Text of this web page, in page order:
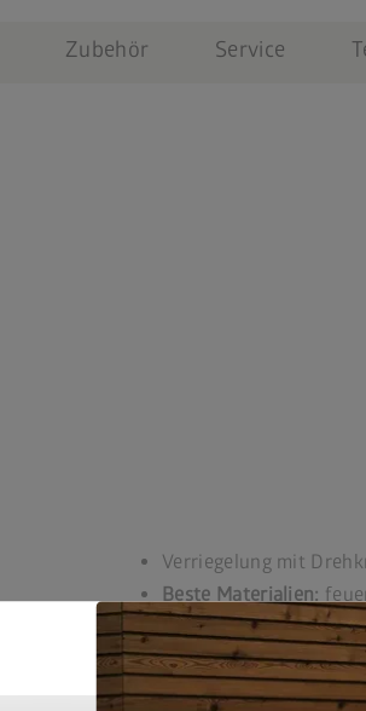
Zubehör Service
Verriegelung mit
Beste Materialien:
Stahlblech, Schrauben
Lebenslange
20 Jahre Garantie